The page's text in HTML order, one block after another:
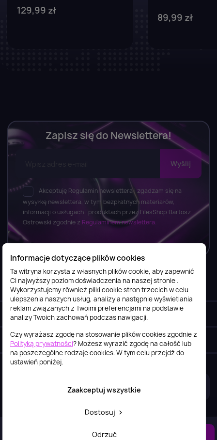
129,99 zł
89,99 zł
Zapisz się do Newslettera!
Akceptuję Regulamin newslettera i zgadzam się na
wysyłkę newslettera, w tym bezpłatnych materiałów,
informacji o usługach i produktach przez FilesShop Bartosz
Ostrowski zgodnie z Regulaminem newslettera.
Informacje
Obsługa klienta
Szybki kontakt keyboard_arrow_down
Informacje dotyczące plików cookies
Ta witryna korzysta z własnych plików cookie, aby zapewnić
Ci najwyższy poziom doświadczenia na naszej stronie .
Wykorzystujemy również pliki cookie stron trzecich w celu
ulepszenia naszych usług, analizy a następnie wyświetlania
reklam związanych z Twoimi preferencjami na podstawie
analizy Twoich zachowań podczas nawigacji.
Czy wyrażasz zgodę na stosowanie plików cookies zgodnie z
Polityką prywatności? Możesz wyrazić zgodę na całość lub
na poszczególne rodzaje cookies. W tym celu przejdź do
ustawień poniżej.
Odrzuć
Dostosuj
Zaakceptuj wszystkie
2026© itstore.com.pl Projekt i realizacja: